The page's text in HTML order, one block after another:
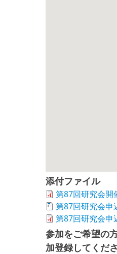
添付ファイル
第87回研究会開
第87回研究会申
第87回研究会申
参加をご希望の
加登録してくだ